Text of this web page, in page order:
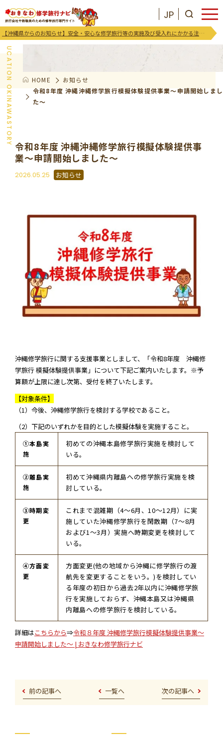
JP
【沖縄県からのお知らせ】安全・安心な修学旅行等の実施及び受入れにかかる注意喚起及び御協力のお願い
JP お気に入りリスト
お知らせ
プログラム
参加者の声
安全･安心
このサイトについて 情報掲載について
プライバシーポリシー サイトマップ
EDUCATION OKINAWASTORY
お知らせ
HOME
お知らせ
令和8年度 沖縄沖縄修学旅行模擬体験提供事業～申請開始しまし
た～
令和8年度 沖縄沖縄修学旅行模擬体験提供事
業～申請開始しました～
2026.05.25 お知らせ
沖縄修学旅行に関する支援事業としまして、「令和8年度 沖縄修
学旅行 模擬体験提供事業」について下記ご案内いたします。※予
算額が上限に達し次第、受付を終了いたします。
【対象条件】
（1）今後、沖縄修学旅行を検討する学校であること。
（2）下記のいずれかを目的とした模擬体験を実施すること。
①本島実
施
初めての沖縄本島修学旅行実施を検討して
いる。
②離島実
施
初めて沖縄県内離島への修学旅行実施を検
討している。
③時期変
更
これまで混雑期（4～6月、10～12月）に実
施していた沖縄修学旅行を閑散期（7～8月
および1～3月）実施へ時期変更を検討して
いる。
④方面変
更
方面変更(他の地域から沖縄に修学旅行の渡
航先を変更することをいう。)を検討してい
る年度の初日から過去2年以内に沖縄修学旅
行を実施しておらず、沖縄本島又は沖縄県
内離島への修学旅行を検討している。
詳細はこちらから⇒令和８年度 沖縄修学旅行模擬体験提供事業～
申請開始しました～ | おきなわ修学旅行ナビ
前の記事へ 一覧へ 次の記事へ